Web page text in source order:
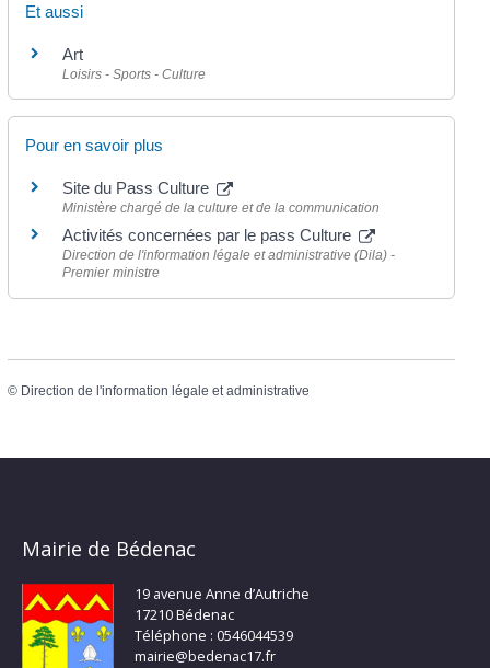
Et aussi
Art
Loisirs - Sports - Culture
Pour en savoir plus
Site du Pass Culture
Ministère chargé de la culture et de la communication
Activités concernées par le pass Culture
Direction de l'information légale et administrative (Dila) -
Premier ministre
© Direction de l'information légale et administrative
Mairie de Bédenac
19 avenue Anne d’Autriche
17210 Bédenac
Téléphone : 0546044539
mairie@bedenac17.fr